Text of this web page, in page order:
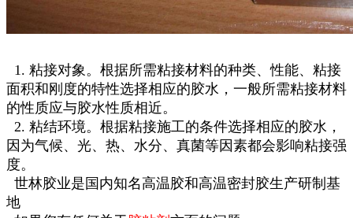
1. 粘接对象。根据所需粘接材料的种类、性能、粘接
面积和刚度的特性选择相应的胶水，一般所需粘接材料
的性质应与胶水性质相近。
2. 粘结环境。根据粘接施工的条件选择相应的胶水，
因为气候、光、热、水分、真菌等因素都会影响粘接强
度。
世林胶业是国内知名高温胶和高温密封胶生产研制基
地